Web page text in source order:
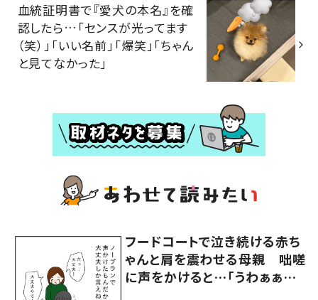
血統証明書で『愛犬の本名』を確
認したら…「センスが光ってます
（笑）」「いい名前」「爆笑」「ちゃん
と見てなかった」
フードコートで泣き続ける赤ち
ゃんと肩を震わせる母親 咄嗟
に声をかけると…「うわぁぁぁ」